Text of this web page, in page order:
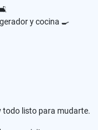
y cocina 🍳
todo listo para mudarte.